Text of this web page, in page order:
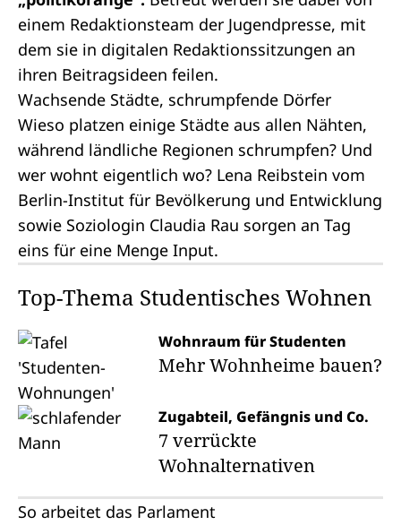
einem Redaktionsteam der Jugendpresse, mit
dem sie in digitalen Redaktionssitzungen an
ihren Beitragsideen feilen.
Wachsende Städte, schrumpfende Dörfer
Wieso platzen einige Städte aus allen Nähten,
während ländliche Regionen schrumpfen? Und
wer wohnt eigentlich wo? Lena Reibstein vom
Berlin-Institut für Bevölkerung und Entwicklung
sowie Soziologin Claudia Rau sorgen an Tag
eins für eine Menge Input.
Top-Thema Studentisches Wohnen
Wohnraum für Studenten
Mehr Wohnheime bauen?
Zugabteil, Gefängnis und Co.
7 verrückte
Wohnalternativen
So arbeitet das Parlament